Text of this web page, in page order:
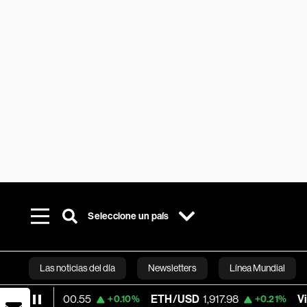
Seleccione un país
Las noticias del día Newsletters Línea Mundial
Bloomberg
+0.10% ETH/USD 1,917.98 +0.21% Visa 362.50